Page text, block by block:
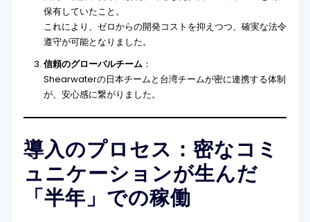
保有していたこと。
これにより、ゼロからの開発コストを抑えつつ、確実な法令
遵守が可能となりました。
信頼のグローバルチーム ：
Shearwaterの日本チームと台湾チームが密に連携する体制
が、安心感に繋がりました。
導入のプロセス：密なコミ
ュニケーションが生んだ
「半年」での稼働